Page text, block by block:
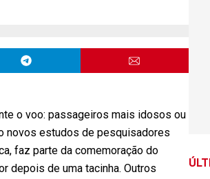
o voo: passageiros mais idosos ou
novos estudos de pesquisadores
faz parte da comemoração do
depois de uma tacinha. Outros